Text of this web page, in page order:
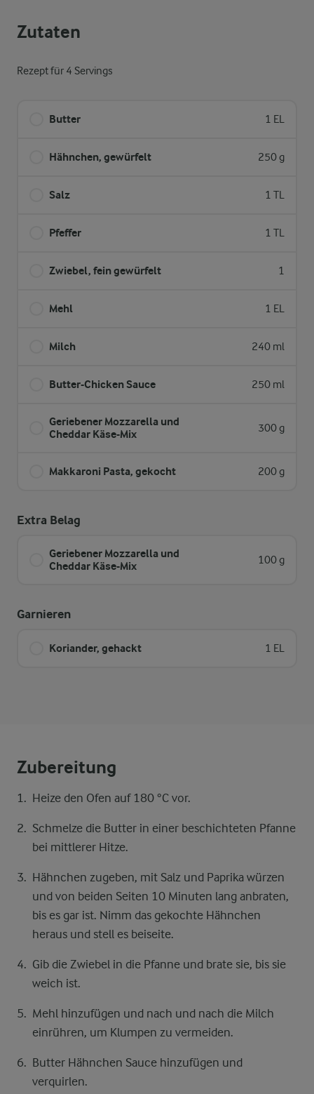
Zutaten
Rezept für 4 Servings
Butter 1 EL
Hähnchen, gewürfelt 250 g
Salz 1 TL
Pfeffer 1 TL
Zwiebel, fein gewürfelt 1
Mehl 1 EL
Milch 240 ml
Butter-Chicken Sauce 250 ml
Geriebener Mozzarella und
Cheddar Käse-Mix
300 g
Makkaroni Pasta, gekocht 200 g
Extra Belag
Geriebener Mozzarella und
Cheddar Käse-Mix
100 g
Garnieren
Koriander, gehackt 1 EL
Zubereitung
Heize den Ofen auf 180 °C vor.
Schmelze die Butter in einer beschichteten Pfanne
bei mittlerer Hitze.
Hähnchen zugeben, mit Salz und Paprika würzen
und von beiden Seiten 10 Minuten lang anbraten,
bis es gar ist. Nimm das gekochte Hähnchen
heraus und stell es beiseite.
Gib die Zwiebel in die Pfanne und brate sie, bis sie
weich ist.
Mehl hinzufügen und nach und nach die Milch
einrühren, um Klumpen zu vermeiden.
Butter Hähnchen Sauce hinzufügen und
verquirlen.